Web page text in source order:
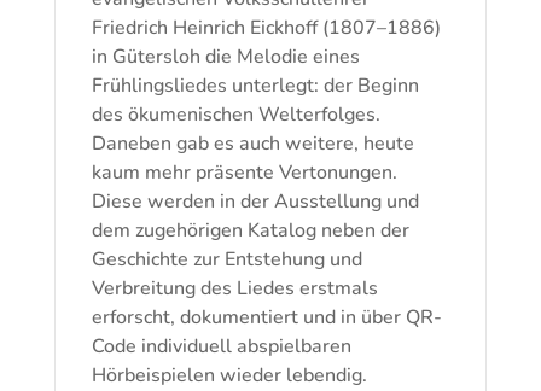
Friedrich Heinrich Eickhoff (1807–1886)
in Gütersloh die Melodie eines
Frühlingsliedes unterlegt: der Beginn
des ökumenischen Welterfolges.
Daneben gab es auch weitere, heute
kaum mehr präsente Vertonungen.
Diese werden in der Ausstellung und
dem zugehörigen Katalog neben der
Geschichte zur Entstehung und
Verbreitung des Liedes erstmals
erforscht, dokumentiert und in über QR-
Code individuell abspielbaren
Hörbeispielen wieder lebendig.